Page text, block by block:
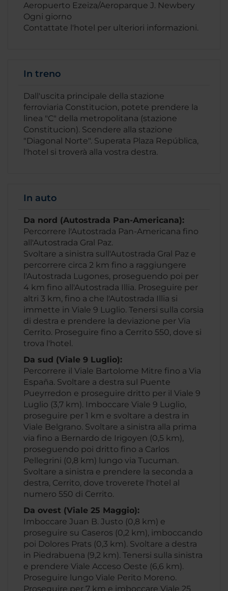
Aeropuerto Ezeiza/Aeroparque J. Newbery
Ogni giorno
Contattate l'hotel per ulteriori informazioni.
In treno
Dall'uscita principale della stazione
ferroviaria Constitucion, potete prendere la
linea "C" della metropolitana (stazione
Constitucion). Scendere alla stazione
"Diagonal Norte". Superata Plaza República,
l'hotel si troverà alla vostra destra.
In auto
Da nord (Autostrada Pan-Americana):
Percorrere l'Autostrada Pan-Americana fino
all'Autostrada Gral Paz.
Svoltare a sinistra sull'Autostrada Gral Paz e
percorrere circa 2 km fino a raggiungere
l'Autostrada Lugones, proseguendo poi per
4 km fino all'Autostrada Illia. Proseguire per
altri 3 km, fino a che l'Autostrada Illia si
immette in Viale 9 Luglio. Tenersi sulla corsia
di destra e prendere la deviazione per Via
Cerrito. Proseguire fino a Cerrito 550, dove si
trova l'hotel.
Da sud (Viale 9 Luglio):
Percorrere il Viale Bartolome Mitre fino a Via
España. Svoltare a destra sul Puente
Pueyrredon e proseguire dritto per il Viale 9
Luglio (3,7 km). Imboccare Viale 9 Luglio,
proseguire per 1 km e svoltare a destra in
Viale Belgrano. Svoltare a sinistra alla prima
via fino a Bernardo de Irigoyen (0,5 km),
proseguendo poi dritto fino a Carlos
Pellegrini (0,8 km) lungo via Tucuman.
Svoltare a sinistra e prendere la seconda a
destra, Cerrito, dove troverete l'hotel al
numero 550 di Cerrito.
Da ovest (Viale 25 Maggio):
Imboccare Juan B. Justo (0,8 km) e
proseguire su Caseros (0,2 km), imboccando
poi Dolores Prats (0,3 km). Svoltare a destra
in Piedrabuena (9,2 km). Tenersi sulla sinistra
e prendere Viale Acceso Oeste (6,6 km).
Proseguire lungo Viale Perito Moreno.
Proseguire per 7 km e imboccare Viale 25